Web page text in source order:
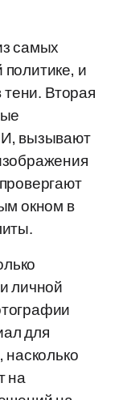
самых
и
тени. Вторая
вызывают
окном в
личной
для
на